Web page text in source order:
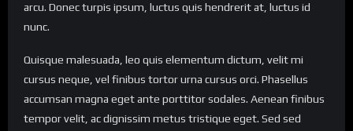
arcu. Donec turpis ipsum, luctus quis hendrerit at, luctus id
nunc.
Quisque malesuada, leo quis elementum dictum, velit mi
cursus neque, vel finibus tortor urna cursus orci. Phasellus
accumsan magna eget ante porttitor sodales. Aenean finibus
tempor velit, ac dignissim metus tristique eget. Sed sed